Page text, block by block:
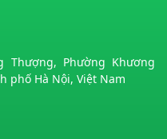
Thượng, Phường Khương
phố Hà Nội, Việt Nam